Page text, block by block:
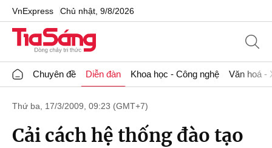
VnExpress Chủ nhật, 9/8/2026
Chuyên đề Diễn đàn Khoa học - Công nghệ Văn hoá -
Thứ ba, 17/3/2009, 09:23 (GMT+7)
Cải cách hệ thống đào tạo